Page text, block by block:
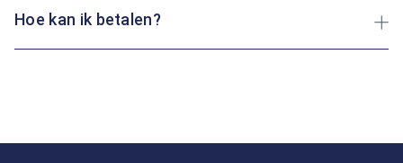
Hoe kan ik betalen?